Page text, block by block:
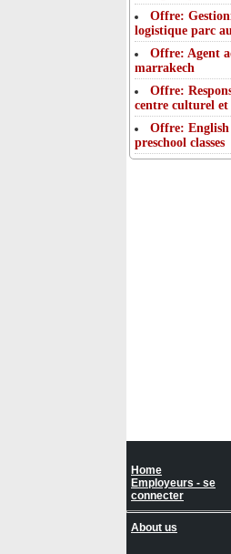
Offre:
logistique parc
Offre: Agent
marrakech
Offre:
centre culturel
Offre:
preschool classes
Home
Employeurs - se
connecter
About us